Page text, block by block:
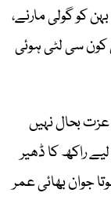
کو گولی مارنے،
کون سی لٹی ہوئی
بحال نہیں
راکھ کا ڈھیر
جوان بھائی عمر